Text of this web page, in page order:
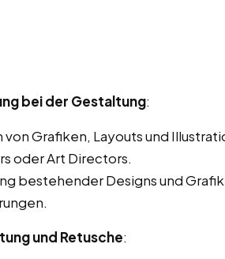
bei der Gestaltung:
von Grafiken, Layouts und
oder Art Directors.
bestehender Designs und
und Retusche: